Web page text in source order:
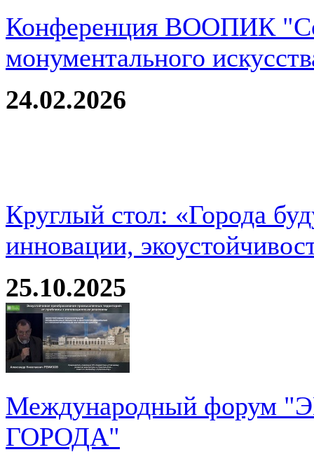
Конференция ВООПИК
монументального
24.02.2026
Круглый стол: «Города
инновации,
25.10.2025
Международный
ГОРОДА"